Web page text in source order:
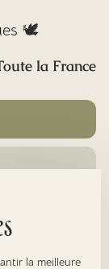
🕊️
la France
la meilleure